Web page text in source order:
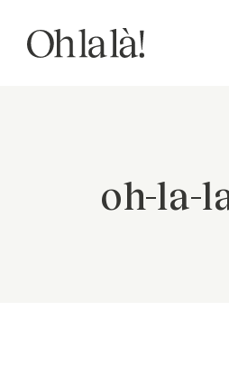
content
oh-la-